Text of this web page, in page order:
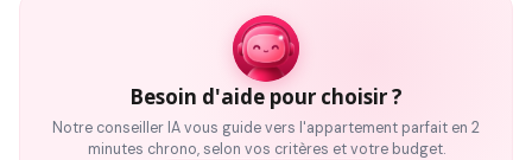
Besoin d'aide pour choisir ?
Notre conseiller IA vous guide vers l'appartement parfait en 2
minutes chrono, selon vos critères et votre budget.